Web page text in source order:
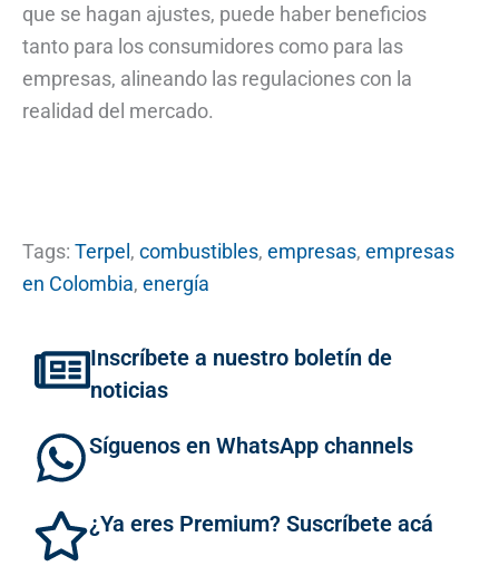
que se hagan ajustes, puede haber beneficios
tanto para los consumidores como para las
empresas, alineando las regulaciones con la
realidad del mercado.
Tags: Terpel , combustibles, empresas, empresas
en Colombia, energía
Inscríbete a nuestro boletín de
noticias
Síguenos en WhatsApp channels
¿Ya eres Premium? Suscríbete acá